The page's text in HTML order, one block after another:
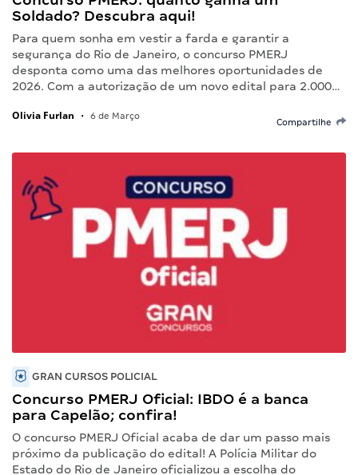
Soldado? Descubra aqui!
Para quem sonha em vestir a farda e garantir a
segurança do Rio de Janeiro, o concurso PMERJ
desponta como uma das melhores oportunidades de
2026. Com a autorização de um novo edital para 2.000…
Olivia Furlan • 6 de Março
Compartilhe
GRAN CURSOS POLICIAL
Concurso PMERJ Oficial: IBDO é a banca
para Capelão; confira!
O concurso PMERJ Oficial acaba de dar um passo mais
próximo da publicação do edital! A Polícia Militar do
Estado do Rio de Janeiro oficializou a escolha do